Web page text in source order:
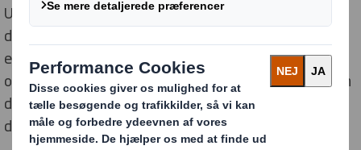
Ud fra vores kendskab til din virksomhed og din
distributionskæde designer vi den rigtige
emballageløsning, som passer til dine behov. Vi sikrer
optimal beskyttelse af dine produkter, og vi bruger kun
den mængde materialer, der er nødvendige for at opnå
det perfekte resultat. På den måde opti